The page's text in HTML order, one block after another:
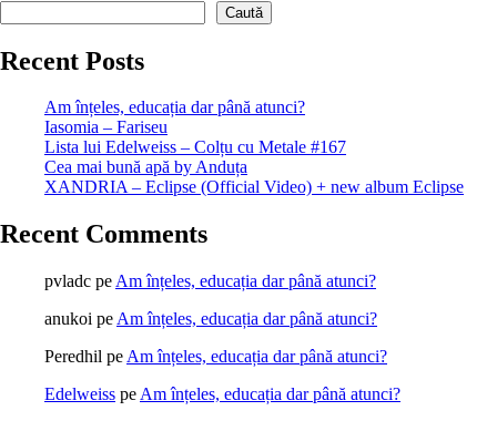
Caută
Recent Posts
Am înțeles, educația dar până atunci?
Iasomia – Fariseu
Lista lui Edelweiss – Colțu cu Metale #167
Cea mai bună apă by Anduța
XANDRIA – Eclipse (Official Video) + new album Eclipse
Recent Comments
pvladc pe Am înțeles, educația dar până atunci?
anukoi pe Am înțeles, educația dar până atunci?
Peredhil pe Am înțeles, educația dar până atunci?
Edelweiss pe Am înțeles, educația dar până atunci?